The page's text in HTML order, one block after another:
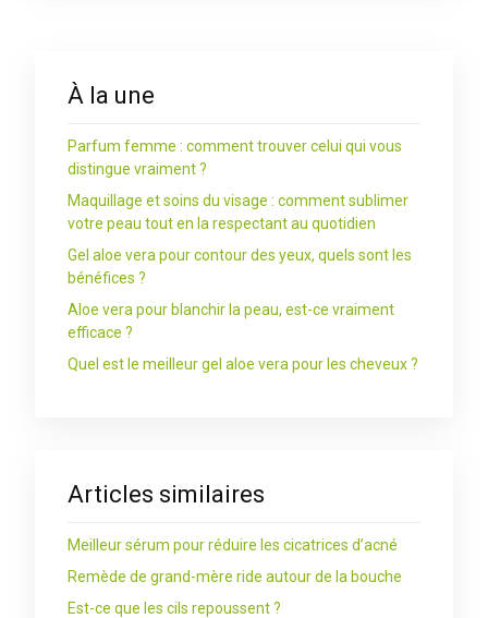
À la une
Parfum femme : comment trouver celui qui vous
distingue vraiment ?
Maquillage et soins du visage : comment sublimer
votre peau tout en la respectant au quotidien
Gel aloe vera pour contour des yeux, quels sont les
bénéfices ?
Aloe vera pour blanchir la peau, est-ce vraiment
efficace ?
Quel est le meilleur gel aloe vera pour les cheveux ?
Articles similaires
Meilleur sérum pour réduire les cicatrices d’acné
Remède de grand-mère ride autour de la bouche
Est-ce que les cils repoussent ?